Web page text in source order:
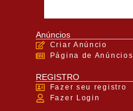
Anúncios
Criar Anúncio
Página de Anúncios
REGISTRO
Fazer seu registro
Fazer Login